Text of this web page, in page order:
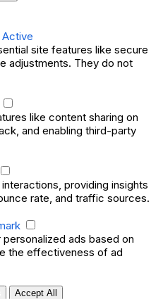
site features like secure
adjustments. They do not
like content sharing on
and enabling third-party
providing insights
rate, and traffic sources.
ads based on
the effectiveness of ad
Accept All